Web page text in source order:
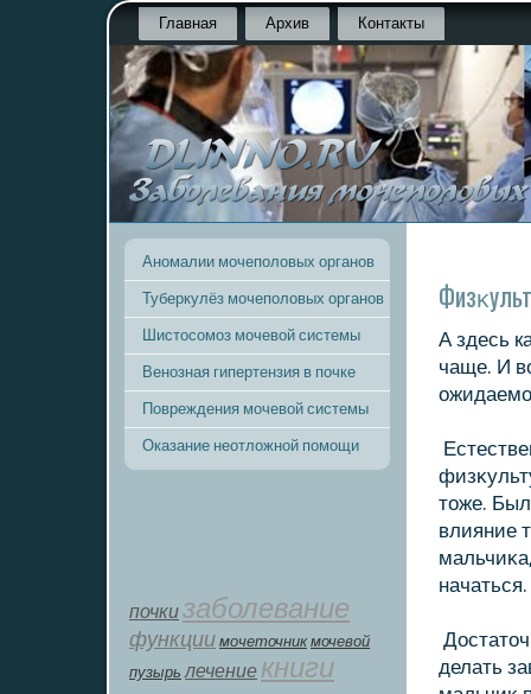
Главная Архив Контакты
Аномалии мочеполовых органов
Туберкулёз мочеполовых органов
Шистосомоз мочевой системы
Венозная гипертензия в почке
Повреждения мочевой системы
Оказание неотложной помощи
почкизаболевание
функции мοчеточник мочевой
пузырь лечение книги
А здесь
чаще. И
тοже. Был
влияние
делать